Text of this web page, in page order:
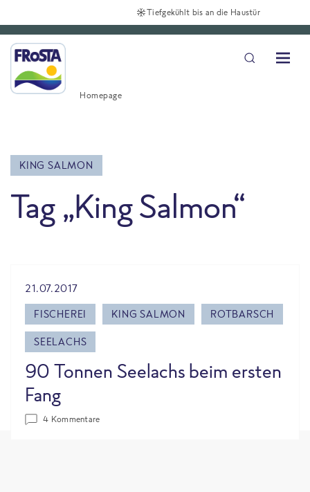
Tiefgekühlt bis an die Haustür
Homepage
KING SALMON
Tag „King Salmon“
21.07.2017
FISCHEREI
KING SALMON ROTBARSCH
SEELACHS
90 Tonnen Seelachs beim ersten
Fang
4 Kommentare